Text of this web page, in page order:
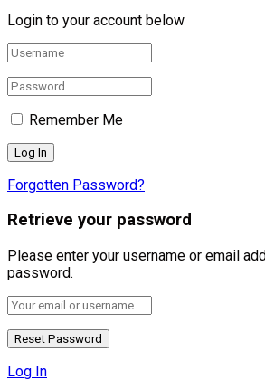
Login to your account below
Remember Me
Forgotten Password?
Retrieve your password
Please enter your username or email
password.
Log In